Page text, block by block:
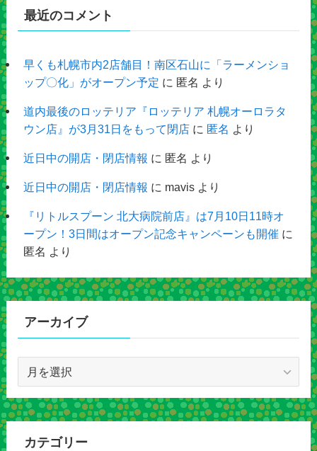
最近のコメント
早くも札幌市内2店舗目！南区石山に「ラーメンショ
ップ〇化」がオープン予定 に 匿名 より
道内最後のロッテリア『ロッテリア 札幌オーロラタ
ウン店』が3月31日をもって閉店に 匿名 より
近日中の開店・閉店情報 に 匿名 より
近日中の開店・閉店情報 に mavisより
『リトルスプーン 北大病院前店』は7月10日11時オ
ープン！3日間はオープン記念キャンペーンも開催 に
匿名 より
アーカイブ
カ
イ
カテゴリー